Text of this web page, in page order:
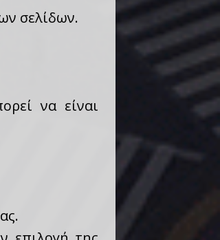
σελίδων.
να είναι